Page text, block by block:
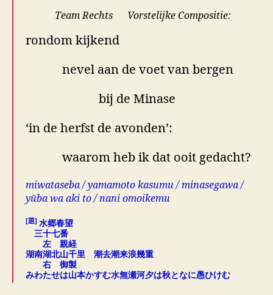
Team Rechts Vorstelijke Compositie:
rondom kijkend
nevel aan de voet van bergen
bij de Minase
‘in de herfst de avonden’:
waarom heb ik dat ooit gedacht?
miwataseba / yamamoto kasumu / minasegawa /
yūba wa aki to / nani omoikemu
[題] 水郷春望
三十七番
左 親経
湖南湖北山千里 潮去潮来浪幾重
右 御製
みわたせは山本かすむ水無瀬河夕は秋となに愚ひけむ